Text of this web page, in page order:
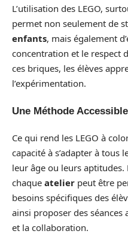
L’utilisation des LEGO,
permet non seulement de
enfants, mais également
concentration et le respect
ces briques, les élèves
l’expérimentation.
Une Méthode
Ce qui rend les LEGO à
capacité à s’adapter à tous
leur âge ou leurs
chaque atelier peut être
besoins spécifiques des
ainsi proposer des séances
et la collaboration.